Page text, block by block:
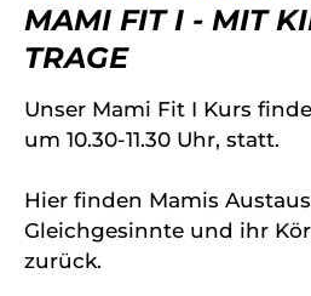
MAMI FIT I - MIT
TRAGE
Unser Mami Fit I Kurs
um 10.30-11.30 Uhr, statt.
Hier finden Mamis
Gleichgesinnte und ihr
zurück.